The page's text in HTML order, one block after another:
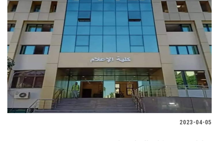
2023-04-05